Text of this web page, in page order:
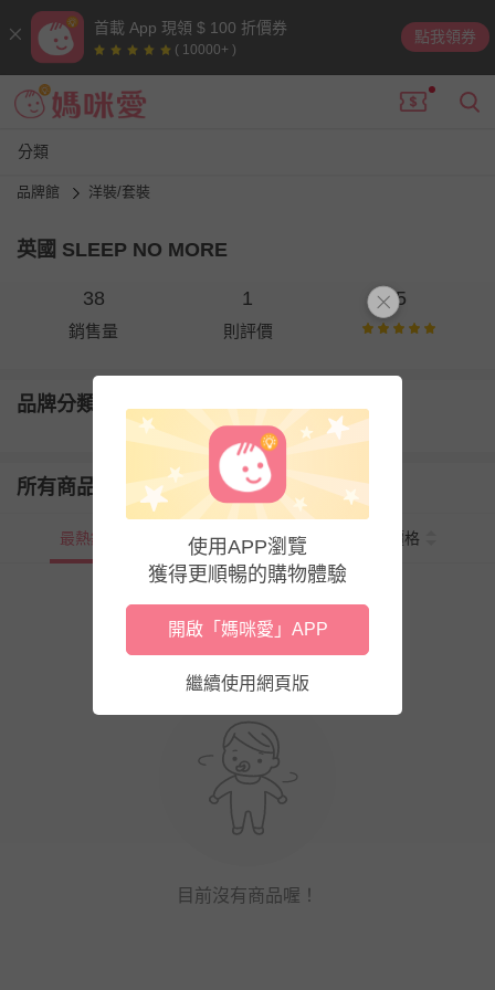
首載 App 現領 $ 100 折價券
( 10000+ )
點我領券
分類
品牌館 洋裝/套裝
英國 SLEEP NO MORE
38
銷售量
1
則評價
5
品牌分類
所有商品
最熱銷 新上市 價格
目前沒有商品喔！
使用APP瀏覽
獲得更順暢的購物體驗
開啟「媽咪愛」APP
繼續使用網頁版